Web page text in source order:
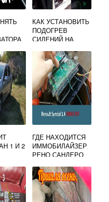
КАК УСТАНОВИТЬ
ПОДОГРЕВ
СИДЕНИЙ НА
1 И 2
ГДЕ НАХОДИТСЯ
ИММОБИЛАЙЗЕР
РЕНО САНДЕРО